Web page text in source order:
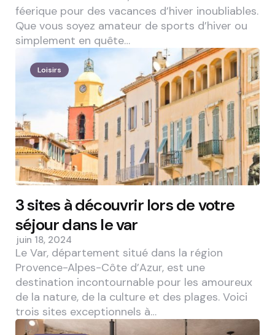
féerique pour des vacances d’hiver inoubliables.
Que vous soyez amateur de sports d’hiver ou
simplement en quête…
Loisirs
3 sites à découvrir lors de votre
séjour dans le var
juin 18, 2024
Le Var, département situé dans la région
Provence-Alpes-Côte d’Azur, est une
destination incontournable pour les amoureux
de la nature, de la culture et des plages. Voici
trois sites exceptionnels à…